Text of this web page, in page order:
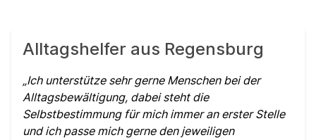
Alltagshelfer aus Regensburg
Ich unterstütze sehr gerne Menschen bei der
Alltagsbewältigung, dabei steht die
Selbstbestimmung für mich immer an erster Stelle
und ich passe mich gerne den jeweiligen